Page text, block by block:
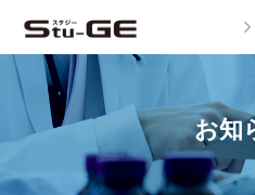
お知